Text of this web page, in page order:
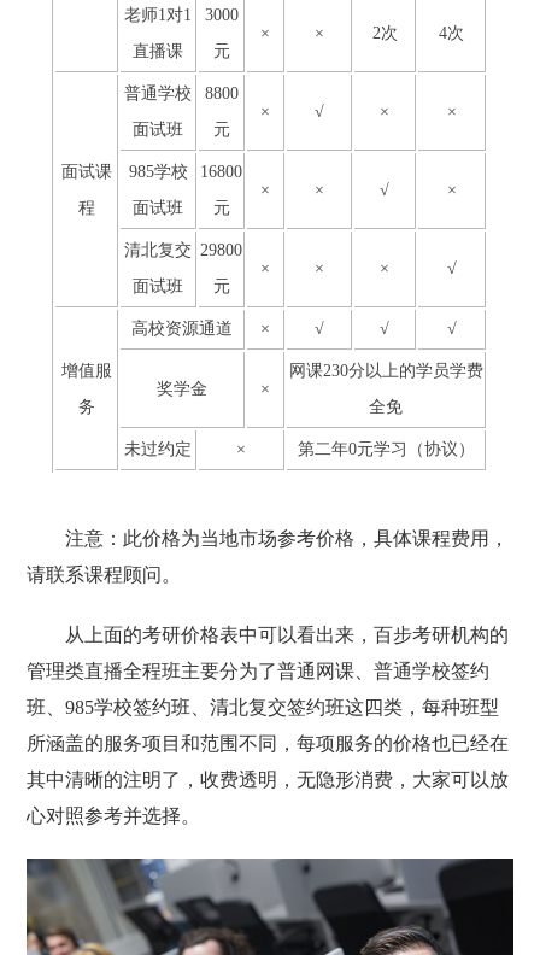
老师1对1
直播课
3000
元
× × 2次 4次
面试课
程
普通学校
面试班
8800
元
× √ × ×
985学校
面试班
16800
元
× × √ ×
清北复交
面试班
29800
元
× × × √
增值服
务
高校资源通道 × √ √ √
奖学金 ×
网课230分以上的学员学费
全免
未过约定 × 第二年0元学习（协议）
注意：此价格为当地市场参考价格，具体课程费用，
请联系课程顾问。
从上面的考研价格表中可以看出来，百步考研机构的
管理类直播全程班主要分为了普通网课、普通学校签约
班、985学校签约班、清北复交签约班这四类，每种班型
所涵盖的服务项目和范围不同，每项服务的价格也已经在
其中清晰的注明了，收费透明，无隐形消费，大家可以放
心对照参考并选择。